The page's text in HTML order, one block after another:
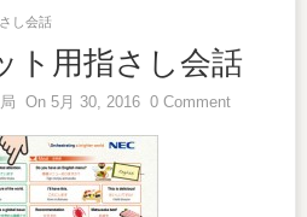
し会話
ト用指さし会話
On 5月 30, 2016 0 Comment